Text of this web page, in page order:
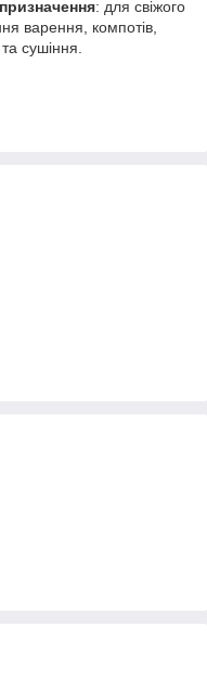
: для свіжого
варення, компотів,
сушіння.